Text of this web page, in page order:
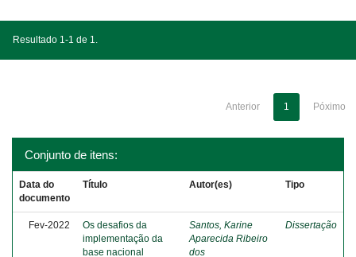
Resultado 1-1 de 1.
Anterior 1 Póximo
Conjunto de itens:
Data do
documento
Título Autor(es) Tipo
Fev-2022
Os desafios da
implementação da
base nacional
Santos, Karine
Aparecida Ribeiro
dos
Dissertação